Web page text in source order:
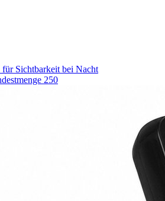
Sichtbarkeit bei Nacht
250